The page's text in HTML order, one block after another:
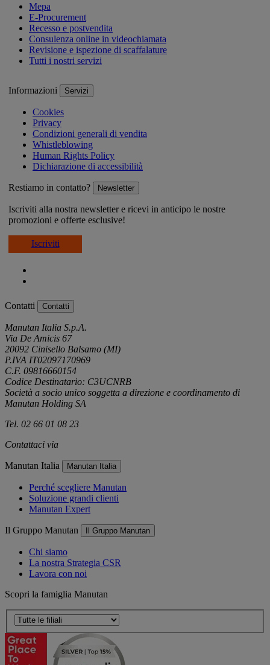
Mepa
E-Procurement
Recesso e postvendita
Consulenza online in videochiamata
Revisione e ispezione di scaffalature
Tutti i nostri servizi
Informazioni Servizi
Cookies
Privacy
Condizioni generali di vendita
Whistleblowing
Human Rights Policy
Dichiarazione di accessibilità
Restiamo in contatto? Newsletter
Iscriviti alla nostra newsletter e ricevi in anticipo le nostre
promozioni e offerte esclusive!
Iscriviti
Contatti Contatti
Manutan Italia S.p.A.
Via De Amicis 67
20092 Cinisello Balsamo (MI)
P.IVA IT02097170969
C.F. 09816660154
Codice Destinatario: C3UCNRB
Società a socio unico soggetta a direzione e coordinamento di
Manutan Holding SA
Tel. 02 66 01 08 23
Contattaci via
Manutan Italia Manutan Italia
Perché scegliere Manutan
Soluzione grandi clienti
Manutan Expert
Il Gruppo Manutan Il Gruppo Manutan
Chi siamo
La nostra Strategia CSR
Lavora con noi
Scopri la famiglia Manutan